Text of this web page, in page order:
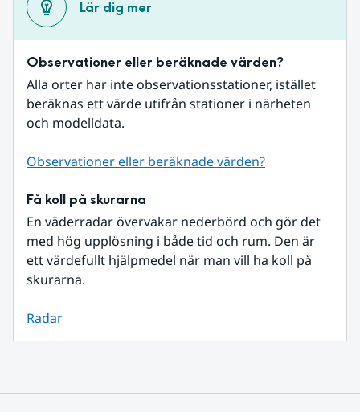
Lär dig mer
Observationer eller beräknade värden?
Alla orter har inte observationsstationer, istället
beräknas ett värde utifrån stationer i närheten
och modelldata.
Observationer eller beräknade värden?
Få koll på skurarna
En väderradar övervakar nederbörd och gör det
med hög upplösning i både tid och rum. Den är
ett värdefullt hjälpmedel när man vill ha koll på
skurarna.
Radar